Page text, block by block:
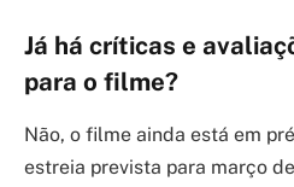
Já há críticas e
para o filme?
Não, o filme ainda está em
estreia prevista para março